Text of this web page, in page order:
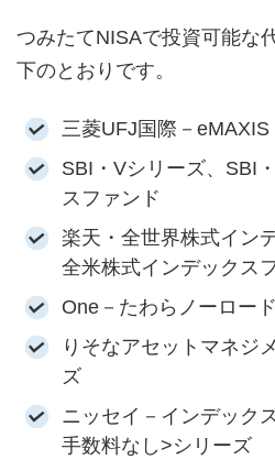
つみたてNISAで投資可能な
下のとおりです。
三菱UFJ国際－
SBI・Vシリーズ、SBI
スファンド
楽天・全世界株式イン
全米株式インデックス
One－たわらノーロー
りそなアセットマネジ
ズ
ニッセイ－インデック
手数料なし>シリーズ